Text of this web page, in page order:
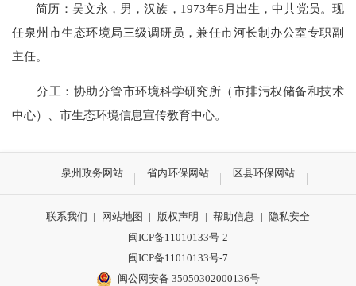
简历：吴文永，男，汉族，1973年6月出生，中共党员。现
任泉州市生态环境局三级调研员，兼任市河长制办公室专职副
主任。
分工：协助分管市环境科学研究所（市排污权储备和技术
中心）、市生态环境信息宣传教育中心。
泉州政务网站 省内环保网站 区县环保网站
联系我们 | 网站地图 | 版权声明 | 帮助信息 | 隐私安全
闽ICP备11010133号-2
闽ICP备11010133号-7
闽公网安备 35050302000136号